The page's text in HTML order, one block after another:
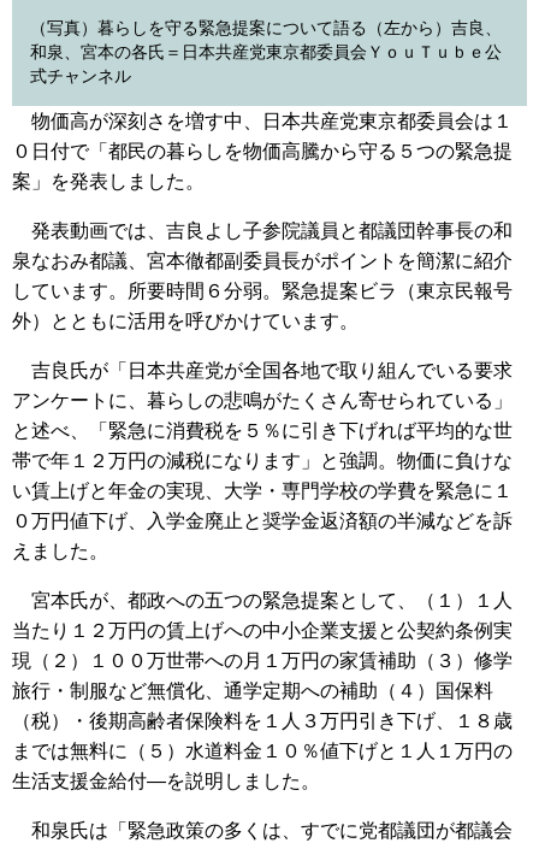
（写真）暮らしを守る緊急提案について語る（左から）吉良、
和泉、宮本の各氏＝日本共産党東京都委員会ＹｏｕＴｕｂｅ公
式チャンネル
物価高が深刻さを増す中、日本共産党東京都委員会は１
０日付で「都民の暮らしを物価高騰から守る５つの緊急提
案」を発表しました。
発表動画では、吉良よし子参院議員と都議団幹事長の和
泉なおみ都議、宮本徹都副委員長がポイントを簡潔に紹介
しています。所要時間６分弱。緊急提案ビラ（東京民報号
外）とともに活用を呼びかけています。
吉良氏が「日本共産党が全国各地で取り組んでいる要求
アンケートに、暮らしの悲鳴がたくさん寄せられている」
と述べ、「緊急に消費税を５％に引き下げれば平均的な世
帯で年１２万円の減税になります」と強調。物価に負けな
い賃上げと年金の実現、大学・専門学校の学費を緊急に１
０万円値下げ、入学金廃止と奨学金返済額の半減などを訴
えました。
宮本氏が、都政への五つの緊急提案として、（１）１人
当たり１２万円の賃上げへの中小企業支援と公契約条例実
現（２）１００万世帯への月１万円の家賃補助（３）修学
旅行・制服など無償化、通学定期への補助（４）国保料
（税）・後期高齢者保険料を１人３万円引き下げ、１８歳
までは無料に（５）水道料金１０％値下げと１人１万円の
生活支援金給付―を説明しました。
和泉氏は「緊急政策の多くは、すでに党都議団が都議会